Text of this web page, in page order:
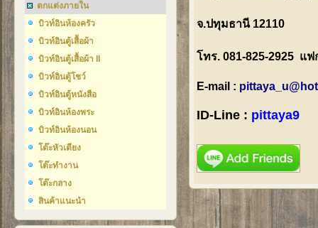
ตกแต่งภายใน
บิวท์อินห้องครัว
บิวท์อินตู้เสื้อผ้า
บิวท์อินตู้เสื้อผ้า II
บิวท์อินตู้โชว์
บิวท์อินตู้หนังสือ
บิวท์อินห้องพระ
บิวท์อินห้องนอน
โต๊ะหัวเตียง
โต๊ะทำงาน
โต๊ะกลาง
สินค้าแนะนำ
จ.ปทุมธานี 12110
โทร. 081-825-2925 แ
E-mail :
ID-Line : pittaya9